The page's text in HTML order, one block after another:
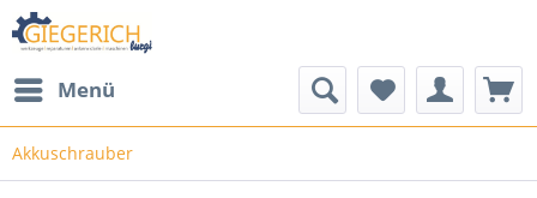
Menü
Akkuschrauber